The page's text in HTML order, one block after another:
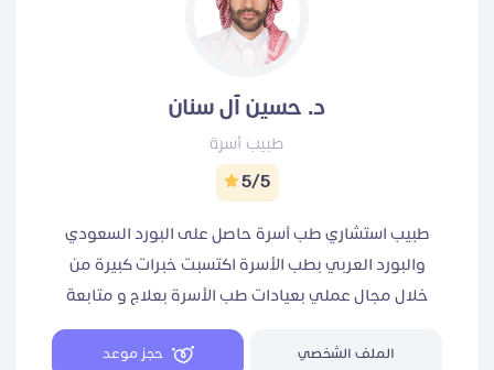
د. حسين آل سنان
طبيب أسرة
5/5
طبيب استشاري طب أسرة حاصل على البورد السعودي
والبورد العربي بطب الأسرة اكتسبت خبرات كبيرة من
خلال مجال عملي بعيادات طب الأسرة بعلاج و متابعة
الأمراض و المشاكل النفسية بمختلف أنواعها ( كالاكتئاب
و القلق و غيرها ) وايضاً علاج و متابعة الأمراض الشائعة و
الملف الشخصي حجز موعد